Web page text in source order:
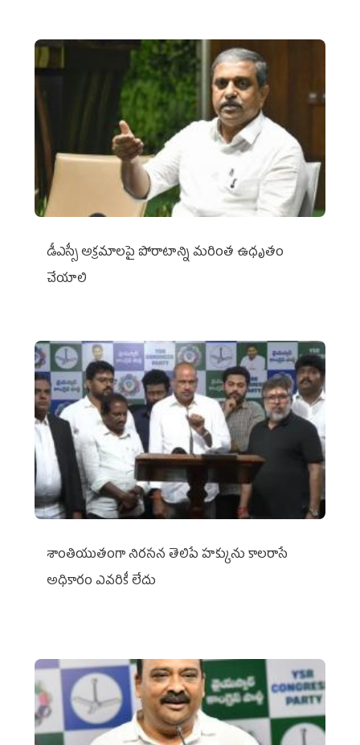
డీఎస్సీ అక్రమాలపై పోరాటాన్ని మరింత ఉధృతం
చేయాలి
శాంతియుతంగా నిరసన తెలిపే హక్కును కాలరాసే
అధికారం ఎవరికీ లేదు